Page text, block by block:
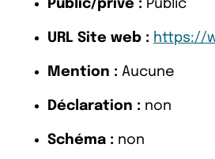
Public/privé : Public
URL Site web : https://
Mention : Aucune
Déclaration : non
Schéma : non